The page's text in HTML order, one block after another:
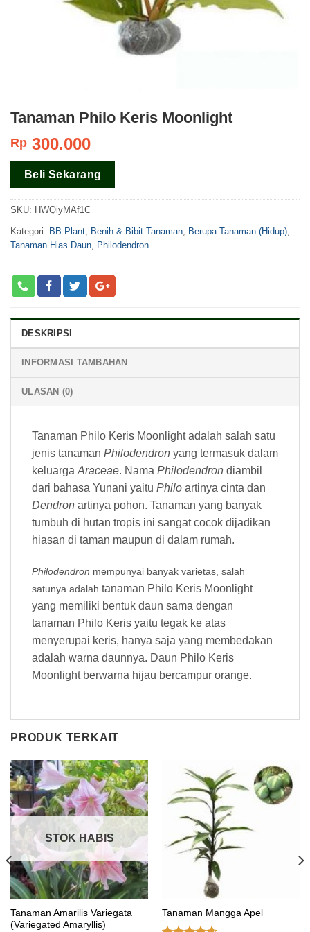
Tanaman Philo Keris Moonlight
Rp 300.000
Beli Sekarang
SKU: HWQiyMAf1C
Kategori: BB Plant Benih & Bibit Tanaman Berupa Tanaman (Hidup)
Tanaman Hias Daun Philodendron
DESKRIPSI
INFORMASI TAMBAHAN
ULASAN (0)
Tanaman Philo Keris Moonlight adalah salah satu
jenis tanaman Philodendron yang termasuk dalam
keluarga Araceae. Nama Philodendron diambil
dari bahasa Yunani yaitu Philo artinya cinta dan
Dendron artinya pohon. Tanaman yang banyak
tumbuh di hutan tropis ini sangat cocok dijadikan
hiasan di taman maupun di dalam rumah.
Philodendron mempunyai banyak varietas, salah
satunya adalah tanaman Philo Keris Moonlight
yang memiliki bentuk daun sama dengan
tanaman Philo Keris yaitu tegak ke atas
menyerupai keris, hanya saja yang membedakan
adalah warna daunnya. Daun Philo Keris
Moonlight berwarna hijau bercampur orange.
PRODUK TERKAIT
STOK HABIS
Tanaman Amarilis Variegata
(Variegated Amaryllis)
Tanaman Mangga Apel